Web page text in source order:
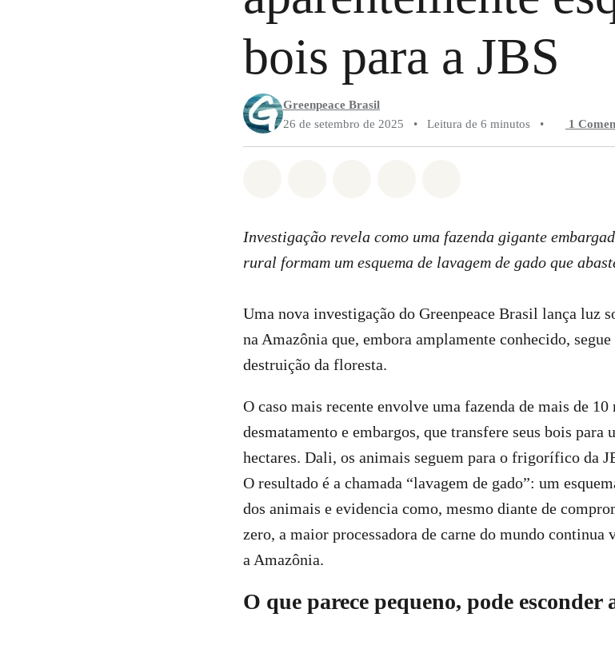
bois para a JBS
Greenpeace Brasil
26 de setembro de 2025
• Leitura de 6 minutos • 1
Investigação revela como uma fazenda gigante
rural formam um esquema de lavagem de gado que
Uma nova investigação do Greenpeace Brasil lança luz
na Amazônia que, embora amplamente conhecido,
destruição da floresta.
O caso mais recente envolve uma fazenda de mais de
desmatamento e embargos, que transfere seus bois para
hectares. Dali, os animais seguem para o frigorífico da
O resultado é a chamada “lavagem de gado”: um
dos animais e evidencia como, mesmo diante de
zero, a maior processadora de carne do mundo continua
a Amazônia.
O que parece pequeno, pode